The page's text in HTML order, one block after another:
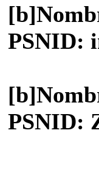
PSNID:
PSNID: